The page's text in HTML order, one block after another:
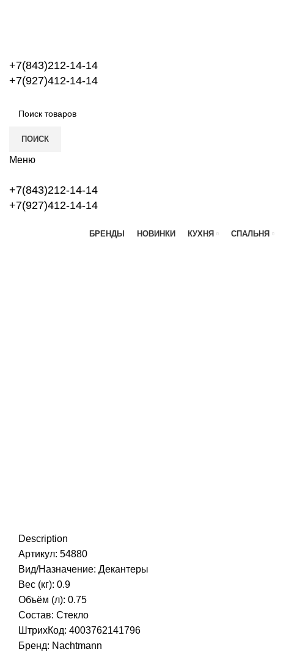
+7(843)212-14-14
+7(927)412-14-14
ПОИСК
Меню
+7(843)212-14-14
+7(927)412-14-14
БРЕНДЫ НОВИНКИ КУХНЯ СПАЛЬНЯ
Description
Артикул: 54880
Вид/Назначение: Декантеры
Вес (кг): 0.9
Объём (л): 0.75
Состав: Стекло
ШтрихКод: 4003762141796
Бренд: Nachtmann